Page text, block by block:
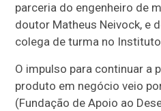
parceria do engenheiro de
doutor Matheus Neivock, e
colega de turma no
O impulso para continuar a
produto em negócio veio
(Fundação de Apoio ao